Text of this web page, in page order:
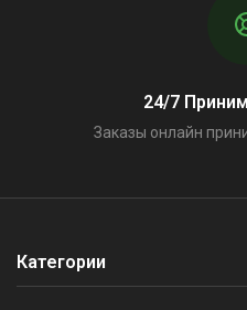
24/7
Заказы онлайн
Категории